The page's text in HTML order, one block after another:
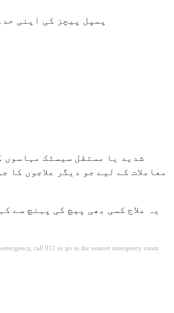
پمپل پیچز کی اپنی
شدید یا مستقل سیسٹک مہاسوں
معاملات کے لیے جو دیگر علاجوں
یہ علاج کسی بھی پیچ کی پہنچ سے
call 911 or go to the nearest emergency room